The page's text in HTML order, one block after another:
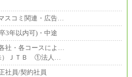
スコミ関連・広告…
3年以内可)・中途
社・各コースによ…
）ＪＴＢ ①法人…
社員/契約社員